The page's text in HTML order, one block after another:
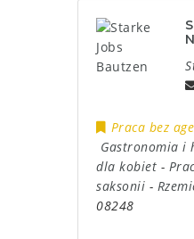
Praca bez
Gastronomia i
dla kobiet -
saksonii -
08248